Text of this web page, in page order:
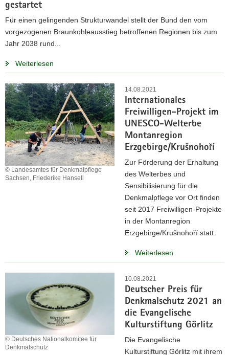
gestartet
Für einen gelingenden Strukturwandel stellt der Bund den vom
vorgezogenen Braunkohleausstieg betroffenen Regionen bis zum
Jahr 2038 rund...
Weiterlesen
14.08.2021
Internationales
Freiwilligen-Projekt im
UNESCO-Welterbe
Montanregion
Erzgebirge/Krušnohoří
© Landesamtes für Denkmalpflege
Sachsen, Friederike Hansell
Zur Förderung der Erhaltung
des Welterbes und
Sensibilisierung für die
Denkmalpflege vor Ort finden
seit 2017 Freiwilligen-Projekte
in der Montanregion
Erzgebirge/Krušnohoří statt.
Weiterlesen
10.08.2021
Deutscher Preis für
Denkmalschutz 2021 an
die Evangelische
Kulturstiftung Görlitz
© Deutsches Nationalkomitee für
Denkmalschutz
Die Evangelische
Kulturstiftung Görlitz mit ihrem